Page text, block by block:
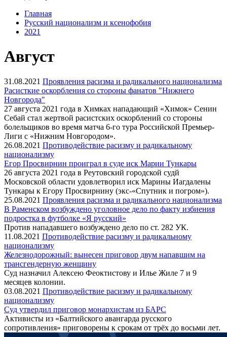
Главная
Русский национализм и ксенофобия
2021
Август
31.08.2021 Проявления расизма и радикального национализма
Расисткие оскорбления со стороны фанатов "Нижнего
Новгорода"
27 августа 2021 года в Химках нападающий «Химок» Сенин
Себай стал жертвой расистских оскорблений со стороны
болельщиков во время матча 6-го тура Российской Премьер-
Лиги с «Нижним Новгородом».
26.08.2021 Противодействие расизму и радикальному
национализму
Егор Просвирнин проиграл в суде иск Марии Тункары
26 августа 2021 года в Реутовский городской судй
Московской области удовлетворил иск Марины Иагдалены
Тункары к Егору Просвирнину (экс-«Спутник и погром»).
25.08.2021 Проявления расизма и радикального национализма
В Раменском возбуждено уголовное дело по факту избиения
подростка в футболке «Я русский»
Против нападавшего возбуждено дело по ст. 282 УК.
11.08.2021 Противодействие расизму и радикальному
национализму
Железнодорожный: вынесен приговор двум напавшим на
трансгендерную женщину
Суд назначил Алексею Феоктистову и Илье Жиле 7 и 9
месяцев колонии.
03.08.2021 Противодействие расизму и радикальному
национализму
Суд утвердил приговор монархистам из БАРС
Активисты из «Балтийского авангарда русского
сопротивления» приговорены к срокам от трёх до восьми лет.